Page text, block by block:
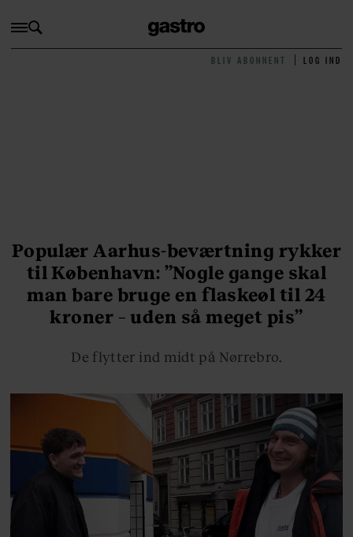
BLIV ABONNENT LOG IND
Populær Aarhus-beværtning rykker
til København: ”Nogle gange skal
man bare bruge en flaskeøl til 24
kroner – uden så meget pis”
De flytter ind midt på Nørrebro.